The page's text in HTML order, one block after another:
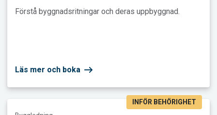
Förstå byggnadsritningar och deras uppbyggnad.
Läs mer och boka
Läs mer och boka Sakkunnig tillgänglighetINFÖR BEHÖRIGHET